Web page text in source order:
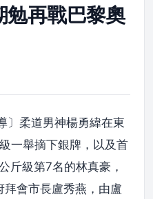
勉再戰巴黎奧
〕柔道男神楊勇緯在東
一舉摘下銀牌，以及首
斤級第7名的林真豪，
會市長盧秀燕，由盧